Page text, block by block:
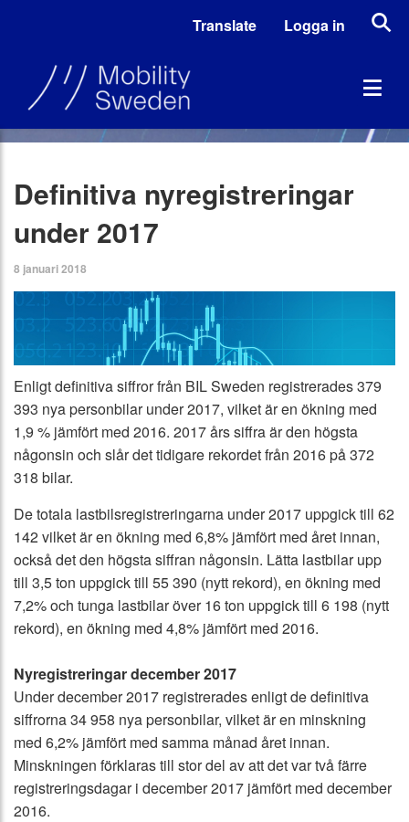
Translate Logga in
Definitiva nyregistreringar
under 2017
8 januari 2018
Enligt definitiva siffror från BIL Sweden registrerades 379
393 nya personbilar under 2017, vilket är en ökning med
1,9 % jämfört med 2016. 2017 års siffra är den högsta
någonsin och slår det tidigare rekordet från 2016 på 372
318 bilar.
De totala lastbilsregistreringarna under 2017 uppgick till 62
142 vilket är en ökning med 6,8% jämfört med året innan,
också det den högsta siffran någonsin. Lätta lastbilar upp
till 3,5 ton uppgick till 55 390 (nytt rekord), en ökning med
7,2% och tunga lastbilar över 16 ton uppgick till 6 198 (nytt
rekord), en ökning med 4,8% jämfört med 2016.
Nyregistreringar december 2017
Under december 2017 registrerades enligt de definitiva
siffrorna 34 958 nya personbilar, vilket är en minskning
med 6,2% jämfört med samma månad året innan.
Minskningen förklaras till stor del av att det var två färre
registreringsdagar i december 2017 jämfört med december
2016.